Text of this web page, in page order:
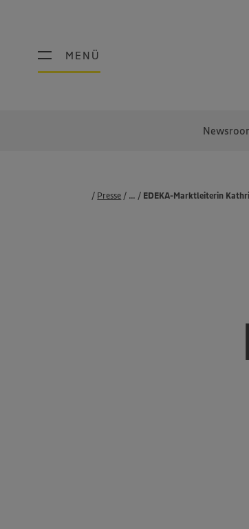
MENÜ
MENÜ
Presse Pressemeldungen
EDEKA-Marktleiterin
...